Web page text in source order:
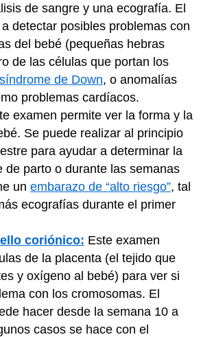
de sangre y una ecografía. El
detectar posibles problemas con
del bebé (pequeñas hebras
de las células que portan los
síndrome de Down, o anomalías
problemas cardíacos.
examen permite ver la forma y la
Se puede realizar al principio
para ayudar a determinar la
de parto o durante las semanas
un embarazo de “alto riesgo”, tal
ecografías durante el primer
coriónico: Este examen
de la placenta (el tejido que
y oxígeno al bebé) para ver si
con los cromosomas. El
hacer desde la semana 10 a
casos se hace con el